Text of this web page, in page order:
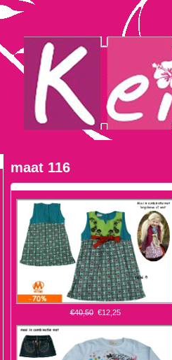
maat 116
€40,50 €12,25